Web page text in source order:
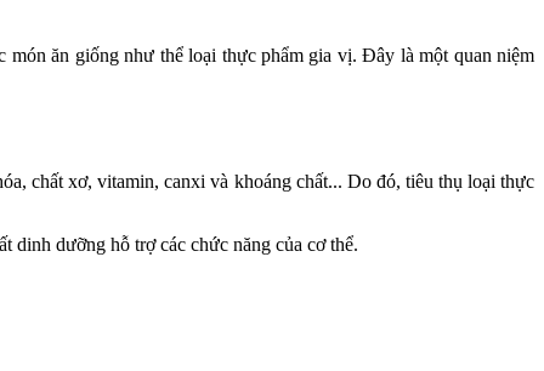
ăn giống như thể loại thực phẩm gia vị. Đây là một quan niệm
chất xơ, vitamin, canxi và khoáng chất... Do đó, tiêu thụ loại thực
dinh dưỡng hỗ trợ các chức năng của cơ thể.